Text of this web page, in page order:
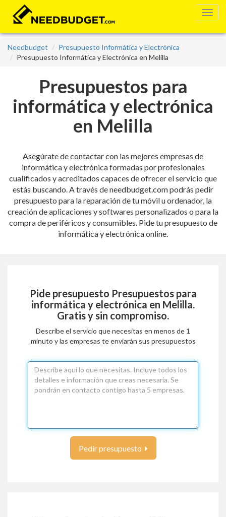
Needbudget
Presupuesto Informática y Electrónica
Presupuesto Informática y Electrónica en Melilla
Presupuestos para
informática y electrónica
en Melilla
Asegúrate de contactar con las mejores empresas de
informática y electrónica formadas por profesionales
cualificados y acreditados capaces de ofrecer el servicio que
estás buscando. A través de needbudget.com podrás pedir
presupuesto para la reparación de tu móvil u ordenador, la
creación de aplicaciones y softwares personalizados o para la
compra de periféricos y consumibles. Pide tu presupuesto de
informática y electrónica online.
Pide presupuesto Presupuestos para
informática y electrónica en Melilla.
Gratis y sin compromiso.
Describe el servicio que necesitas en menos de 1
minuto y las empresas te enviarán sus presupuestos
Pedir presupuesto